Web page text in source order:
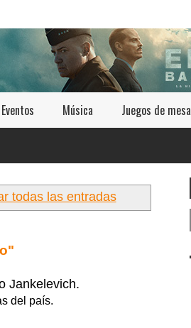
Eventos Música Juegos de mesa
todas las entradas
Jankelevich.
del país.